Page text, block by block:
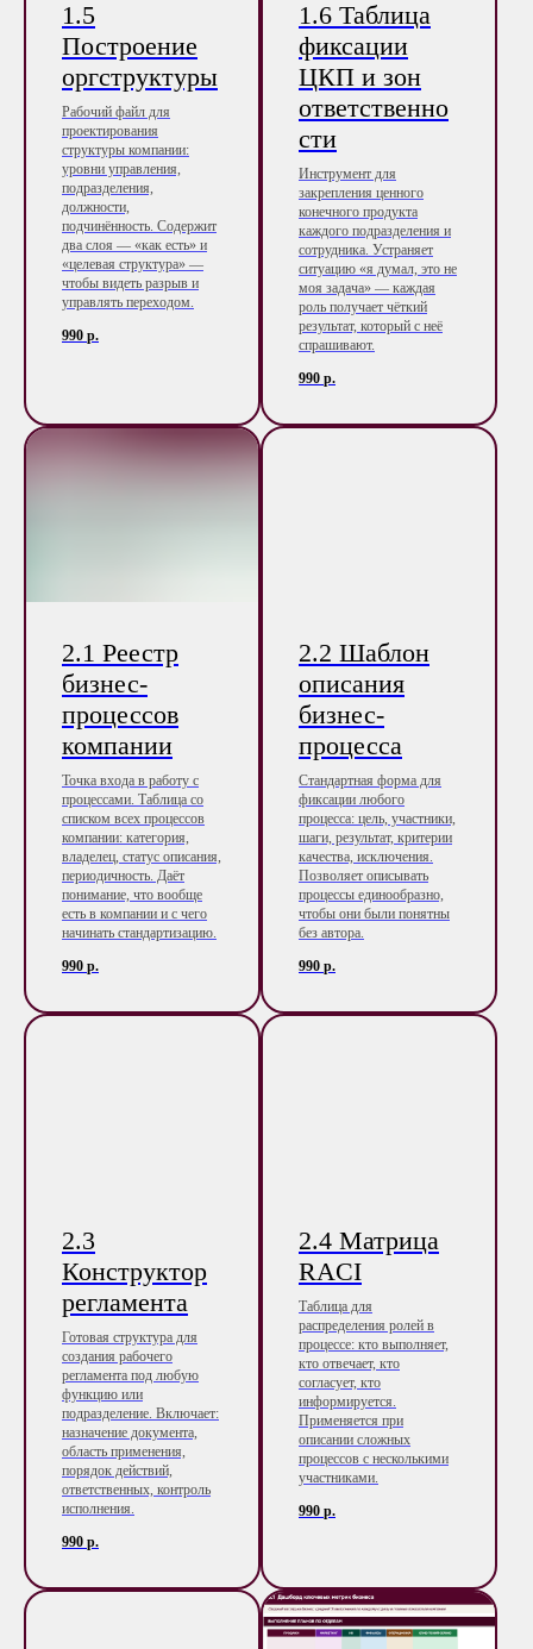
1.5
Построение
оргструктуры
Рабочий файл для
проектирования
структуры компании:
уровни управления,
подразделения,
должности,
подчинённость. Содержит
два слоя — «как есть» и
«целевая структура» —
чтобы видеть разрыв и
управлять переходом.
990 р.
1.6 Таблица
фиксации
ЦКП и зон
ответственно
сти
Инструмент для
закрепления ценного
конечного продукта
каждого подразделения и
сотрудника. Устраняет
ситуацию «я думал, это не
моя задача» — каждая
роль получает чёткий
результат, который с неё
спрашивают.
990 р.
2.1 Реестр
бизнес-
процессов
компании
Точка входа в работу с
процессами. Таблица со
списком всех процессов
компании: категория,
владелец, статус описания,
периодичность. Даёт
понимание, что вообще
есть в компании и с чего
начинать стандартизацию.
990 р.
2.2 Шаблон
описания
бизнес-
процесса
Стандартная форма для
фиксации любого
процесса: цель, участники,
шаги, результат, критерии
качества, исключения.
Позволяет описывать
процессы единообразно,
чтобы они были понятны
без автора.
990 р.
2.3
Конструктор
регламента
Готовая структура для
создания рабочего
регламента под любую
функцию или
подразделение. Включает:
назначение документа,
область применения,
порядок действий,
ответственных, контроль
исполнения.
990 р.
2.4 Матрица
RACI
Таблица для
распределения ролей в
процессе: кто выполняет,
кто отвечает, кто
согласует, кто
информируется.
Применяется при
описании сложных
процессов с несколькими
участниками.
990 р.